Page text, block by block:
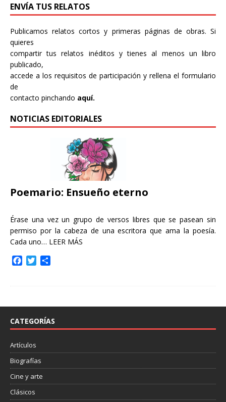
ENVÍA TUS RELATOS
Publicamos relatos cortos y primeras páginas de obras. Si
quieres
compartir tus relatos inéditos y tienes al menos un libro
publicado,
accede a los requisitos de participación y rellena el formulario
de
contacto pinchando aquí.
NOTICIAS EDITORIALES
Poemario: Ensueño eterno
Érase una vez un grupo de versos libres que se pasean sin
permiso por la cabeza de una escritora que ama la poesía.
Cada uno… LEER MÁS
o
k
r
t
i
CATEGORÍAS
Artículos
Biografías
Cine y arte
Clásicos